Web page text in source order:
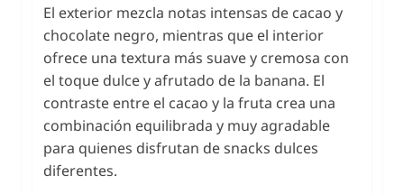
El exterior mezcla notas intensas de cacao y
chocolate negro, mientras que el interior
ofrece una textura más suave y cremosa con
el toque dulce y afrutado de la banana. El
contraste entre el cacao y la fruta crea una
combinación equilibrada y muy agradable
para quienes disfrutan de snacks dulces
diferentes.